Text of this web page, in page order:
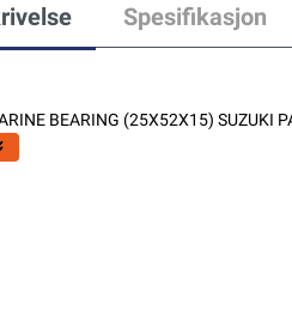
Spesifikasjon
BEARING (25X52X15)